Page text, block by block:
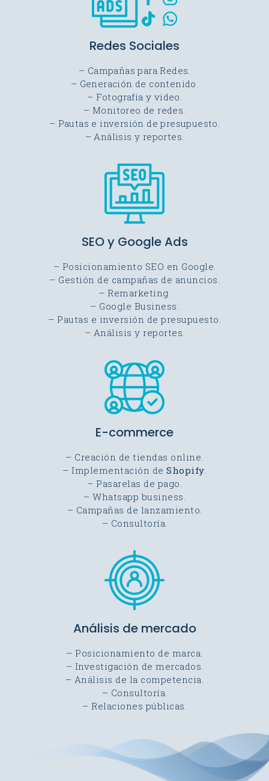
Redes Sociales
– Campañas para Redes.
– Generación de contenido.
– Fotografía y video.
– Monitoreo de redes.
– Pautas e inversión de presupuesto.
– Análisis y reportes.
SEO y Google Ads
– Posicionamiento SEO en Google.
– Gestión de campañas de anuncios.
– Remarketing.
– Google Business.
– Pautas e inversión de presupuesto.
– Análisis y reportes.
E-commerce
– Creación de tiendas online.
– Implementación de Shopify
– Pasarelas de pago.
– Whatsapp business.
– Campañas de lanzamiento.
– Consultoría.
Análisis de mercado
– Posicionamiento de marca.
– Investigación de mercados.
– Análisis de la competencia.
– Consultoría.
– Relaciones públicas.